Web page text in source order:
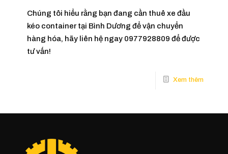
Chúng tôi hiểu rằng bạn đang cần thuê xe đầu
kéo container tại Bình Dương để vận chuyển
hàng hóa, hãy liên hệ ngay 0977928809 để được
tư vấn!